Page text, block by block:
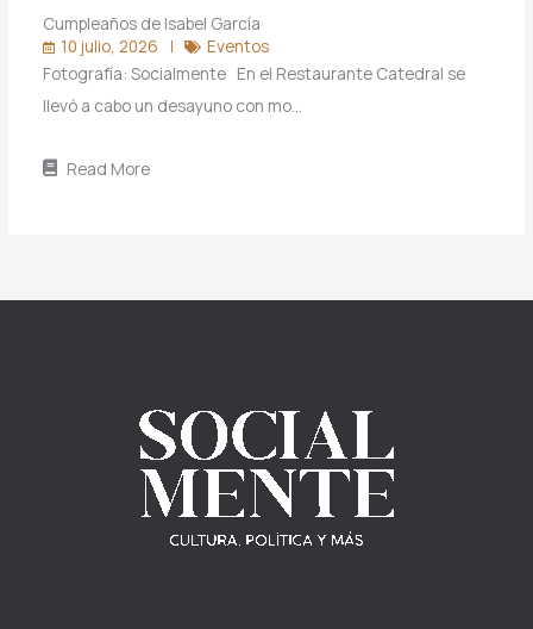
Cumpleaños de Isabel García
10 julio, 2026
Eventos
Fotografía: Socialmente En el Restaurante Catedral se
llevó a cabo un desayuno con mo…
Read More